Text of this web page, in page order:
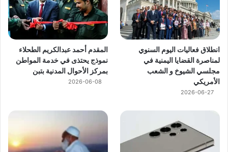
انطلاق فعاليات اليوم السنوي
لمناصرة القضايا اليمنية في
مجلسي الشيوخ و الشعب
الأمريكي
2026-06-27
المقدم أحمد عبدالكريم الطحلاء
نموذج يحتذى في خدمة المواطن
بمركز الأحوال المدنية بتبن
2026-06-08